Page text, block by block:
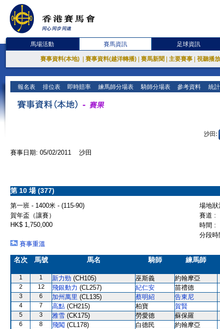
馬場活動 賽馬資訊 足球資訊
賽事資料(本地) 賽事資料(越洋轉播) 賽馬新聞 主要賽事 視聽播
報名表 排位表 即時賠率 練馬師分場表 騎師分場表 參考資料 統
沙田:
賽事日期: 05/02/2011 沙田
第 10 場 (377)
第一班 - 1400米 - (115-90)
場地
賀年盃（讓賽）
賽道 :
HK$ 1,750,000
時間 :
分段
賽事重溫
名次 馬號 馬名 騎師 練馬師
1 1 新力勁 (CH105) 巫斯義 約翰摩亞
2 12 飛銀動力 (CL257) 紀仁安 苗禮德
3 6 加州萬里 (CL135) 蔡明紹 告東尼
4 7 高點 (CH215) 柏寶 賀賢
5 3 雅雪 (CK175) 勞愛德 蘇保羅
6 8 飛闖 (CL178) 白德民 約翰摩亞